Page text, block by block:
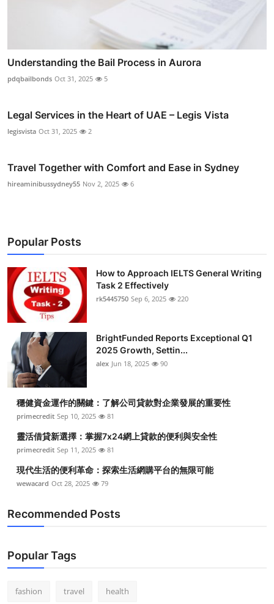
Understanding the Bail Process in Aurora
pdqbailbonds Oct 31, 2025 5
Legal Services in the Heart of UAE – Legis Vista
legisvista Oct 31, 2025 2
Travel Together with Comfort and Ease in Sydney
hireaminibussydney55 Nov 2, 2025 6
Popular Posts
How to Approach IELTS General Writing
Task 2 Effectively
rk5445750 Sep 6, 2025 220
BrightFunded Reports Exceptional Q1
2025 Growth, Settin...
alex Jun 18, 2025 90
穩健資金運作的關鍵：了解公司貸款對企業發展的重要性
primecredit Sep 10, 2025 81
靈活借貸新選擇：掌握7x24網上貸款的便利與安全性
primecredit Sep 11, 2025 81
現代生活的便利革命：探索生活網購平台的無限可能
wewacard Oct 28, 2025 79
Recommended Posts
Popular Tags
fashion travel health